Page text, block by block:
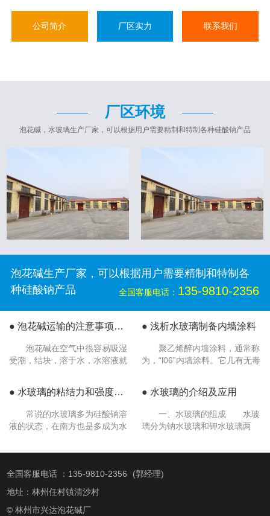
的用途，它是硅化合物的基本的......
公司简介 厂区实力 联系我们
厂区环境
泡花碱，水玻璃生产厂家，可以根据用户需要精制和特制各种硅酸钠产品
泡花碱生产厂家，可以根据用户需要精制和特制各
种硅酸钠产品
全国客服电话： 135-9810-2356
● 泡花碱运输的注意事项都有哪些？
泡花碱在空气中很容易吸湿
受潮，结块，溶于水，水溶液就
硅酸，相对密度随模数�
● 浅析水玻璃制备内墙涂料
聚乙烯醉内墙涂料，通常称
为，“l06”内墙涂料。它几有无毒
种不同基层等优点，�
● 水玻璃的粘结力和强度比较高
常说的水玻璃多为硅酸钠溶
液的状态，在南方也是多成为水
碱。 1、水玻璃的粘结力和强
● 水玻璃​的介绍及应用
一、水玻璃的组成 水玻
璃分为钠水玻璃和钾水玻璃两
酸钠水溶液，分子式为
水玻璃为硅酸�
全国客服电话 ： 135-9810-2356
(郭经理)
地址：林州任村镇清沙村
© 林州市兴达泡花碱厂